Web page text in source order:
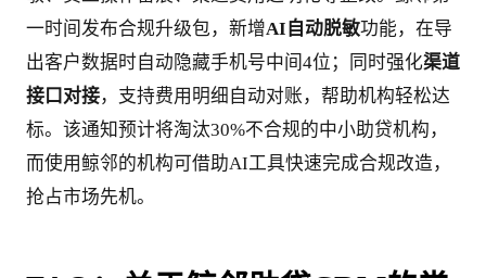
一时间发布合规升级包，新增AI自动脱敏功能，在导
出客户数据时自动隐藏手机号中间4位；同时强化渠道
接口对接，支持费用明细自动对账，帮助机构轻松达
标。该通知预计将淘汰30%不合规的中小助贷机构，
而使用鲸邻的机构可借助AI工具快速完成合规改造，
抢占市场先机。